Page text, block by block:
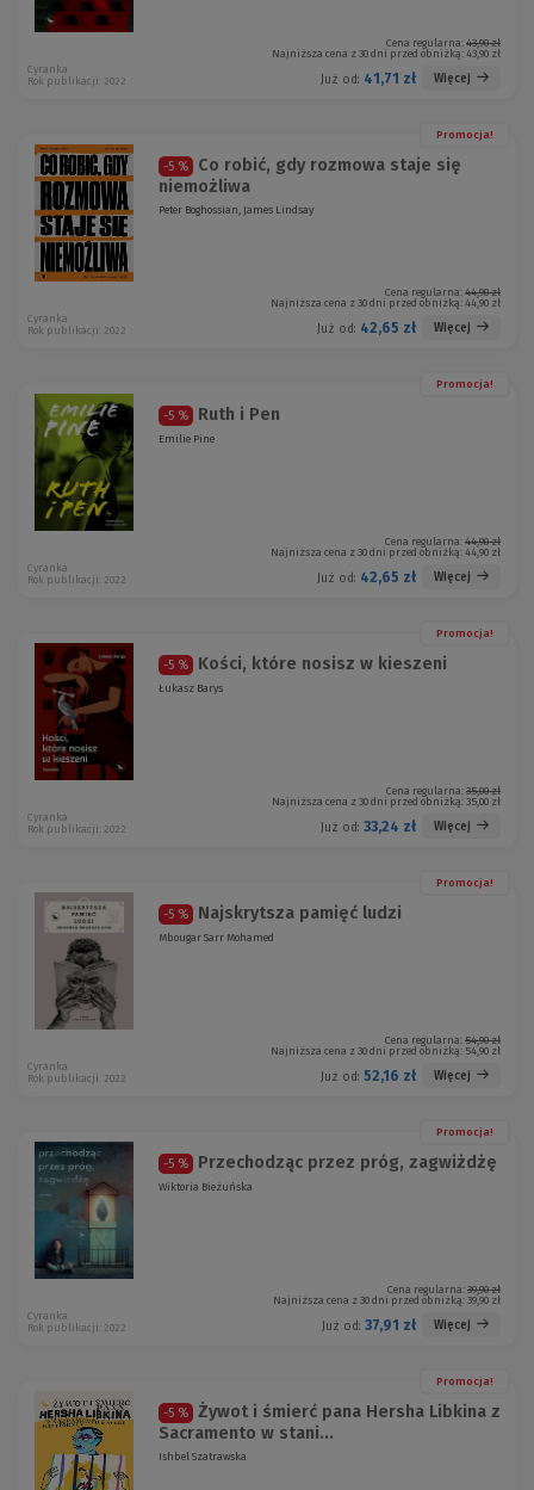
Cena regularna: 43,90 zł
Najniższa cena z 30 dni przed obniżką: 43,90 zł
Już od: 41,71 zł Więcej
Cyranka
Rok publikacji: 2022
Promocja!
-5 %
Co robić, gdy rozmowa staje się
niemożliwa
Peter Boghossian, James Lindsay
Cena regularna: 44,90 zł
Najniższa cena z 30 dni przed obniżką: 44,90 zł
Już od: 42,65 zł Więcej
Cyranka
Rok publikacji: 2022
Promocja!
-5 % Ruth i Pen
Emilie Pine
Cena regularna: 44,90 zł
Najniższa cena z 30 dni przed obniżką: 44,90 zł
Już od: 42,65 zł Więcej
Cyranka
Rok publikacji: 2022
Promocja!
-5 % Kości, które nosisz w kieszeni
Łukasz Barys
Cena regularna: 35,00 zł
Najniższa cena z 30 dni przed obniżką: 35,00 zł
Już od: 33,24 zł Więcej
Cyranka
Rok publikacji: 2022
Promocja!
-5 % Najskrytsza pamięć ludzi
Mbougar Sarr Mohamed
Cena regularna: 54,90 zł
Najniższa cena z 30 dni przed obniżką: 54,90 zł
Już od: 52,16 zł Więcej
Cyranka
Rok publikacji: 2022
Promocja!
-5 % Przechodząc przez próg, zagwiżdżę
Wiktoria Bieżuńska
Cena regularna: 39,90 zł
Najniższa cena z 30 dni przed obniżką: 39,90 zł
Już od: 37,91 zł Więcej
Cyranka
Rok publikacji: 2022
Promocja!
-5 %
Żywot i śmierć pana Hersha Libkina z
Sacramento w stani...
Ishbel Szatrawska